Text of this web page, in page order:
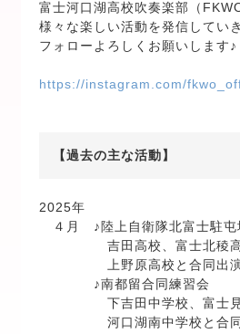
富士河口湖高校吹奏楽部（
様々な楽しい活動を発信してい
フォローよろしくお願いします♪
https://instagram.com/
【過去の主な活動】
2025年
４月 ♪陸上自衛隊北富士駐屯
吉田高校、富士北稜高校
上野原高校と合同出
♪南都留合同練習会
下吉田中学校、富士見台
河口湖南中学校と合同